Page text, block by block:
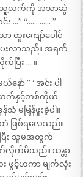
သူ့လက်ကို အသာဆွဲ
…” “…… …… ”
းကျော်ပေါင်
းလာသည်။ အရက်
ပြီး … ။
ာ် ” “အင်း ပါ
စ်သက်နှင့်တစ်ကိုယ်
မမြန်ဖူးခဲ့ပါ။
ဘဲ ဖြစ်ရလေသည်။
ြီး သူမအတွက်
လိုက်မိသည်။ သန္တာ
ဖွင့်ဟကာ မျက်လုံး